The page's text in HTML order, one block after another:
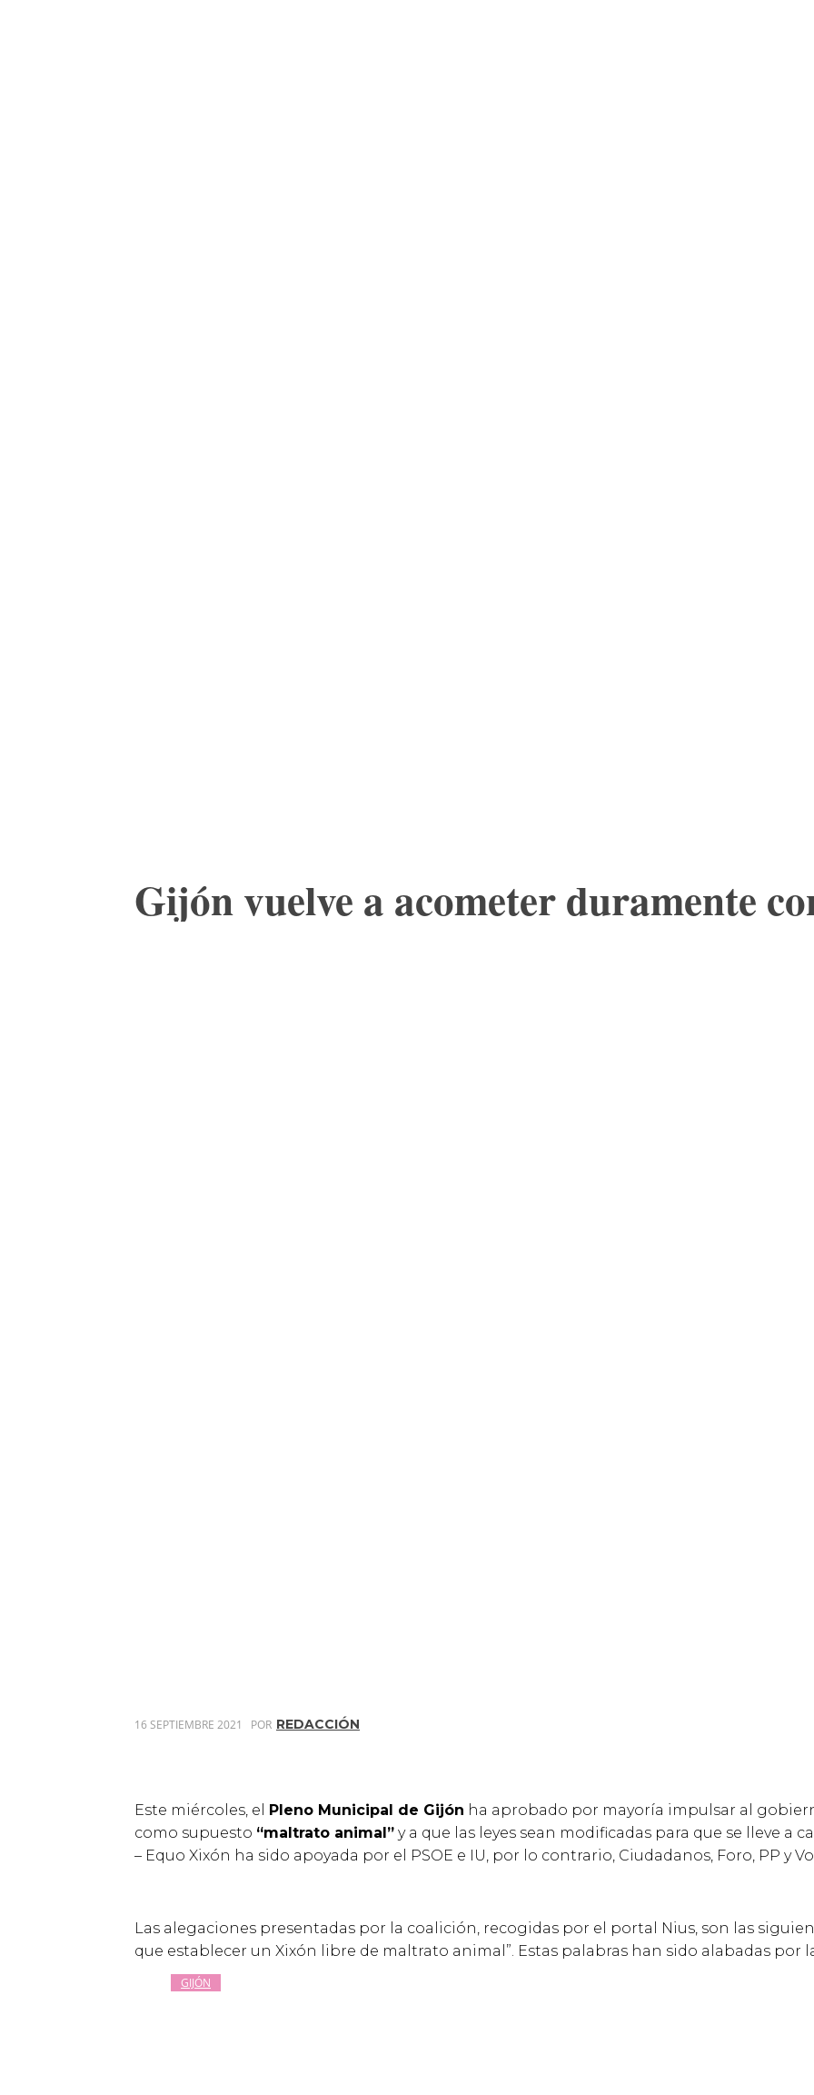
Gijón vuelve a acometer duramente
16 SEPTIEMBRE 2021 POR REDACCIÓN
Este miércoles, el Pleno Municipal de Gijón ha aprobado por mayoría impulsar al
como supuesto “maltrato animal” y a que las leyes sean modificadas para que se lleve
– Equo Xixón ha sido apoyada por el PSOE e IU, por lo contrario, Ciudadanos, Foro, PP y
Las alegaciones presentadas por la coalición, recogidas por el portal Nius, son las
que establecer un Xixón libre de maltrato animal”. Estas palabras han sido alabadas por
GIJÓN